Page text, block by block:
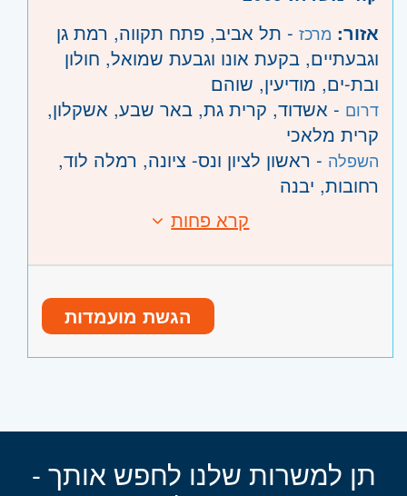
אזור: מרכז - תל אביב, פתח תקווה, רמת גן
וגבעתיים, בקעת אונו וגבעת שמואל, חולון
ובת-ים, מודיעין, שוהם
דרום - אשדוד, קרית גת, באר שבע, אשקלון,
קרית מלאכי
השפלה - ראשון לציון ונס- ציונה, רמלה לוד,
רחובות, יבנה
קרא פחות
הגשת מועמדות
תן למשרות שלנו לחפש אותך -